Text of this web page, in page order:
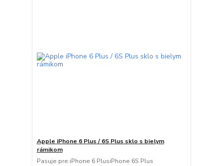
Apple iPhone 6 Plus / 6S Plus sklo s bielym
rámikom
Pasuje pre:iPhone 6 PlusiPhone 6S Plus